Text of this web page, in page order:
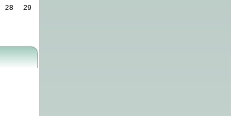
28
29